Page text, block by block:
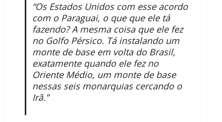
“Os Estados Unidos com esse acordo
com o Paraguai, o que que ele tá
fazendo? A mesma coisa que ele fez
no Golfo Pérsico. Tá instalando um
monte de base em volta do Brasil,
exatamente quando ele fez no
Oriente Médio, um monte de base
nessas seis monarquias cercando o
Irã.”